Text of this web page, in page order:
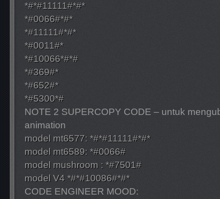
*#*#11111#*#*
*#0066#*#*
*#11111#*#*
*#0011#*
*#10066*#*#
*#369#*
*#652#*
*#5300*#
NOTE 2 SUPERCOPY CODE – untuk
animation
model mt6577: *#*#11111#*#*
model mt6589: *#0066#
model mushroom : *#7501#
model V4 *#*#10086#*#*
CODE ENGINEER MOOD: